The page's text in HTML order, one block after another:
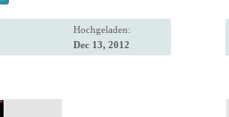
Hochgeladen:
Dec 13, 2012